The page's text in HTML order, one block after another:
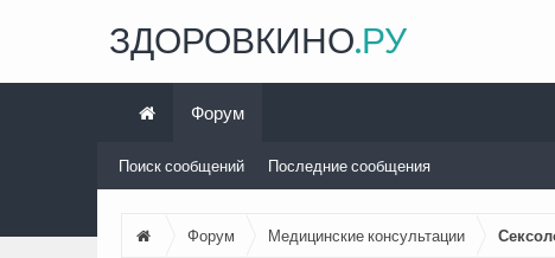
Форум Медицинские консультации
ЗДОРОВКИНО.РУ
Форум
Поиск сообщений Последние сообщения